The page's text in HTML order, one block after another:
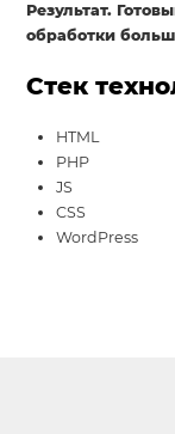
Результат.
обработки
Стек
HTML
PHP
JS
CSS
WordPress